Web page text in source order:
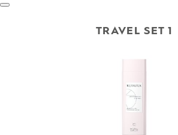
TRAVEL SET 1